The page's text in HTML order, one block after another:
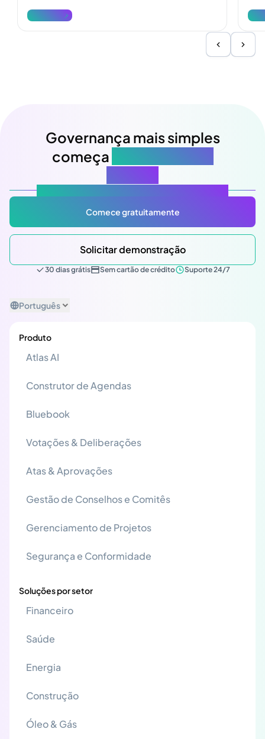
e atualize a fiscalização.
Ver mais
Ver
Governança mais simples
começa
Comece gratuitamente
Solicitar demonstração
30 dias grátis Sem cartão de crédito Suporte 24/7
Português
Produto
Atlas AI
Construtor de Agendas
Bluebook
Votações & Deliberações
Atas & Aprovações
Gestão de Conselhos e Comitês
Gerenciamento de Projetos
Segurança e Conformidade
Soluções por setor
Financeiro
Saúde
Energia
Construção
Óleo & Gás